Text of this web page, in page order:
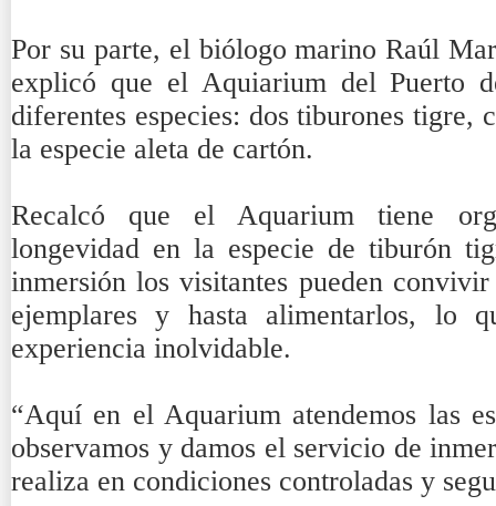
Por su parte, el biólogo marino Raúl
explicó que el Aquiarium del Puerto
diferentes especies: dos tiburones tigre,
la especie aleta de cartón.
Recalcó que el Aquarium tiene
longevidad en la especie de tiburón
inmersión los visitantes pueden
ejemplares y hasta alimentarlos, lo
experiencia inolvidable.
“Aquí en el Aquarium atendemos las
observamos y damos el servicio de
realiza en condiciones controladas y